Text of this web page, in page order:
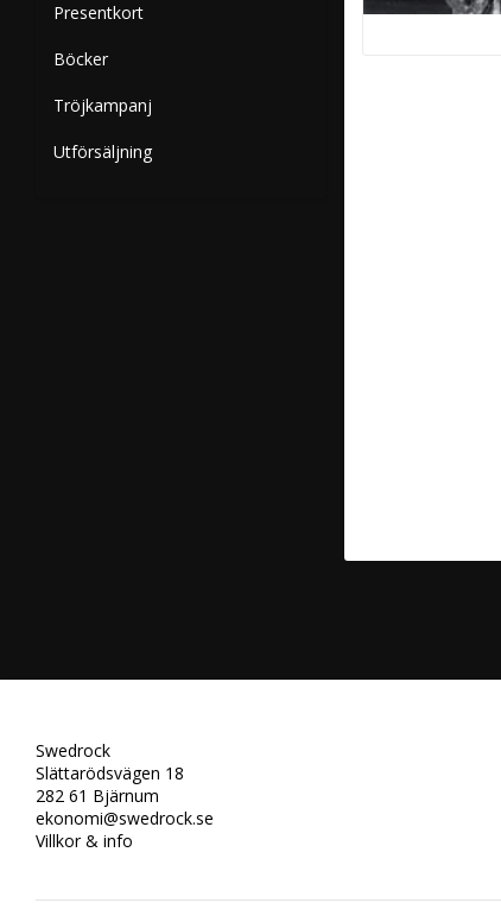
Presentkort
Böcker
Tröjkampanj
Utförsäljning
Swedrock
Slättarödsvägen 18
282 61 Bjärnum
ekonomi@swedrock.se
Villkor & info